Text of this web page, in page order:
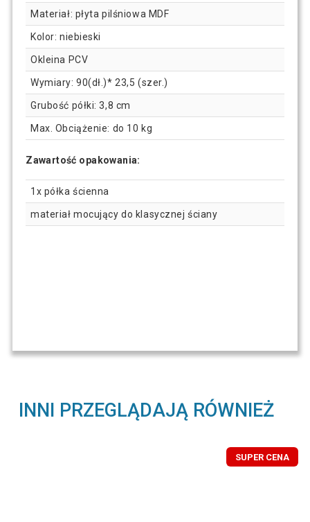
Materiał: płyta pilśniowa MDF
Kolor: niebieski
Okleina PCV
Wymiary: 90(dł.)* 23,5 (szer.)
Grubość półki: 3,8 cm
Max. Obciążenie: do 10 kg
Zawartość opakowania:
1x półka ścienna
materiał mocujący do klasycznej ściany
INNI PRZEGLĄDAJĄ RÓWNIEŻ
SUPER CENA